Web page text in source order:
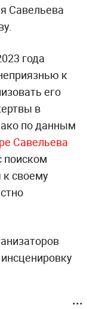
Савельева
года
к
его
в
по данным
Савельева
к своему